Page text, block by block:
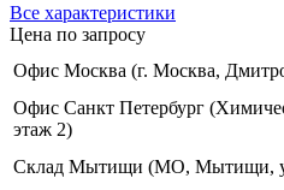
Все характеристики
Цена по запросу
Офис Москва (г. Москва,
Офис Санкт Петербург
этаж 2)
Склад Мытищи (МО, Мытищи,